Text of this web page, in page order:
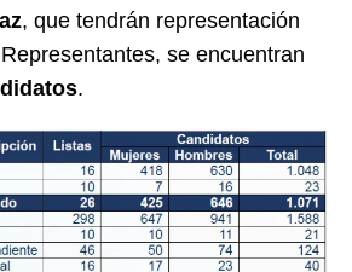
, que tendrán representación
se encuentran
.